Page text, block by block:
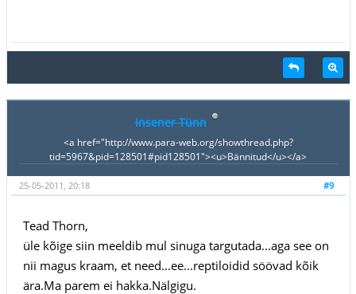
insener Tünn
<a href="http://www.para-web.org/showthread.php?
tid=5967&pid=128501#pid128501"><u>Bännitud</u></a>
#9
25-05-2011, 20:18
Tead Thorn,
üle kõige siin meeldib mul sinuga targutada...aga see on
nii magus kraam, et need...ee...reptiloidid söövad kõik
ära.Ma parem ei hakka.Nälgigu.